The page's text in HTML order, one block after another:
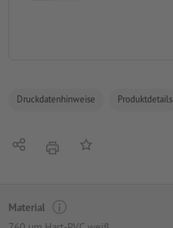
Druckdatenhinweise Produktdetails
Teilen DruckenAuf die Merkliste
Material